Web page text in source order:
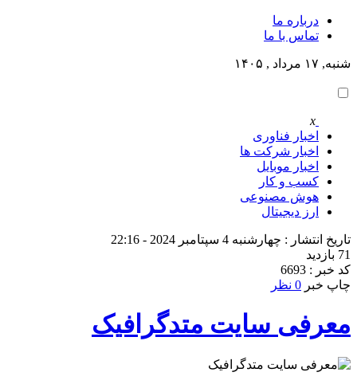
درباره ما
تماس با ما
شنبه, ۱۷ مرداد , ۱۴۰۵
x
اخبار فناوری
اخبار شرکت ها
اخبار موبایل
کسب و کار
هوش مصنوعی
ارز دیجیتال
تاریخ انتشار : چهارشنبه 4 سپتامبر 2024 - 22:16
71 بازدید
کد خبر : 6693
چاپ خبر 0 نظر
معرفی سایت متدگرافیک